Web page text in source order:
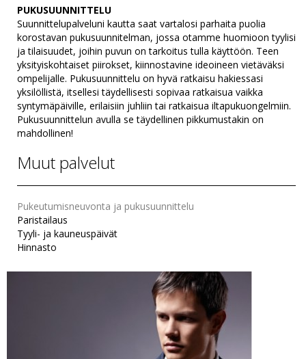
PUKUSUUNNITTELU
Suunnittelupalveluni kautta saat vartalosi parhaita puolia
korostavan pukusuunnitelman, jossa otamme huomioon tyylisi
ja tilaisuudet, joihin puvun on tarkoitus tulla käyttöön. Teen
yksityiskohtaiset piirokset, kiinnostavine ideoineen vietäväksi
ompelijalle. Pukusuunnittelu on hyvä ratkaisu hakiessasi
yksilöllistä, itsellesi täydellisesti sopivaa ratkaisua vaikka
syntymäpäiville, erilaisiin juhliin tai ratkaisua iltapukuongelmiin.
Pukusuunnittelun avulla se täydellinen pikkumustakin on
mahdollinen!
Muut palvelut
Pukeutumisneuvonta ja pukusuunnittelu
Paristailaus
Tyyli- ja kauneuspäivät
Hinnasto